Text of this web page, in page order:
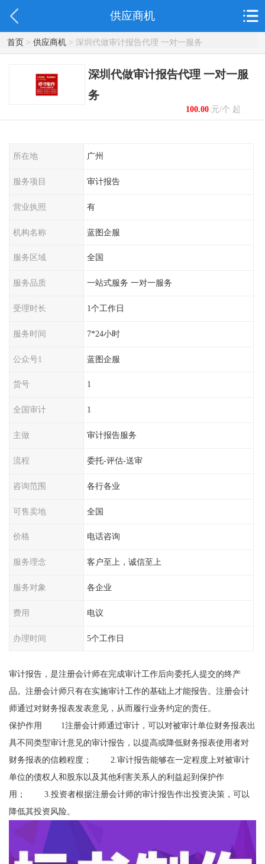
供应商机
首页> 供应商机> 深圳代做审计报告代理 一对一服务
深圳代做审计报告代理 一对一服
务
100.00元/个 起
所在地 广州
服务项目 审计报告
营业执照 有
机构名称 蓝图企服
服务区域 全国
服务品质 一站式服务 一对一服务
受理时长 1个工作日
服务时间 7*24小时
公众号1 蓝图企服
货号 1
全国审计 1
主做 审计报告服务
流程 委托-评估-送审
咨询范围 各行各业
可售卖地 全国
价格 电话咨询
服务理念 客户至上，诚信至上
服务对象 各企业
费用 电议
办理时间 5个工作日
审计报告，是注册会计师在完成审计工作后向委托人提交的终产
品。注册会计师只有在实施审计工作的基础上才能报告。注册会计
师通过对财务报表发表意见，从而履行业务约定的责任。
保护作用 1注册会计师通过审计，可以对被审计单位财务报表出
具不同类型审计意见的审计报告，以提高或降低财务报表使用者对
财务报表的信赖程度； 2.审计报告能够在一定程度上对被审计
单位的债权人和股东以及其他利害关系人的利益起到保护作
用； 3.投资者根据注册会计师的审计报告作出投资决策，可以
降低其投资风险。